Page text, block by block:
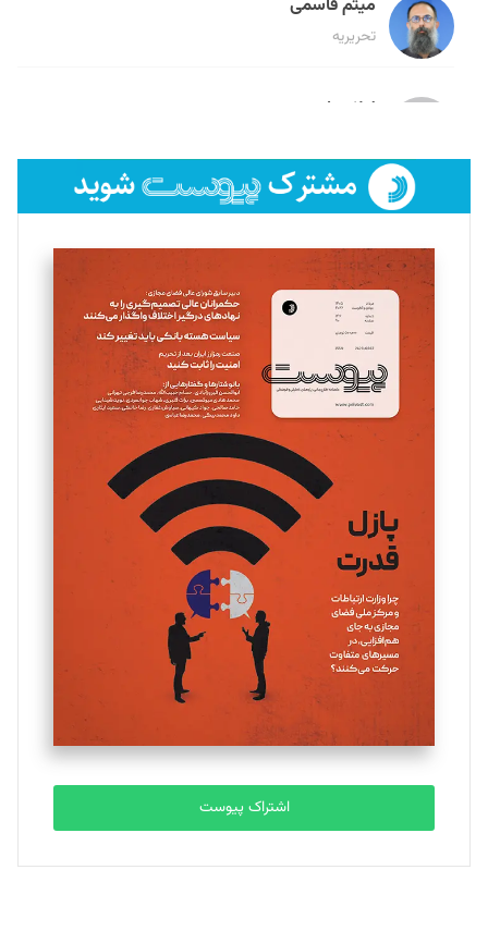
میثم قاسمی
تحریریه
لیلا حنارود
فائزه فتحی رستمی
تحریریه
سروش کرمیان
تحریریه
مینا پاکدل
یسنا امان‌پور
تحریریه
ملینا جعفری
تحریریه
مصطفی مسجدی آرانی
تحریریه
بابک نقاش
تحریریه
اشتراک پیوست